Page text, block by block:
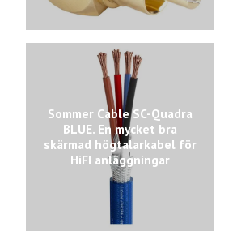
Sommer Cable SC-Quadra
BLUE. En mycket bra
skärmad högtalarkabel för
HiFI anläggningar